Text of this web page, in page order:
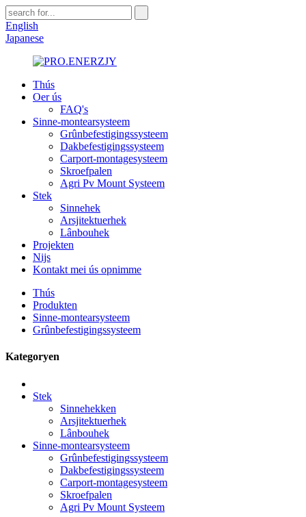
English
Japanese
Thús
Oer ús
FAQ's
Sinne-montearsysteem
Grûnbefestigingssysteem
Dakbefestigingssysteem
Carport-montagesysteem
Skroefpalen
Agri Pv Mount Systeem
Stek
Sinnehek
Arsjitektuerhek
Lânbouhek
Projekten
Nijs
Kontakt mei ús opnimme
Thús
Produkten
Sinne-montearsysteem
Grûnbefestigingssysteem
Kategoryen
Stek
Sinnehekken
Arsjitektuerhek
Lânbouhek
Sinne-montearsysteem
Grûnbefestigingssysteem
Dakbefestigingssysteem
Carport-montagesysteem
Skroefpalen
Agri Pv Mount Systeem